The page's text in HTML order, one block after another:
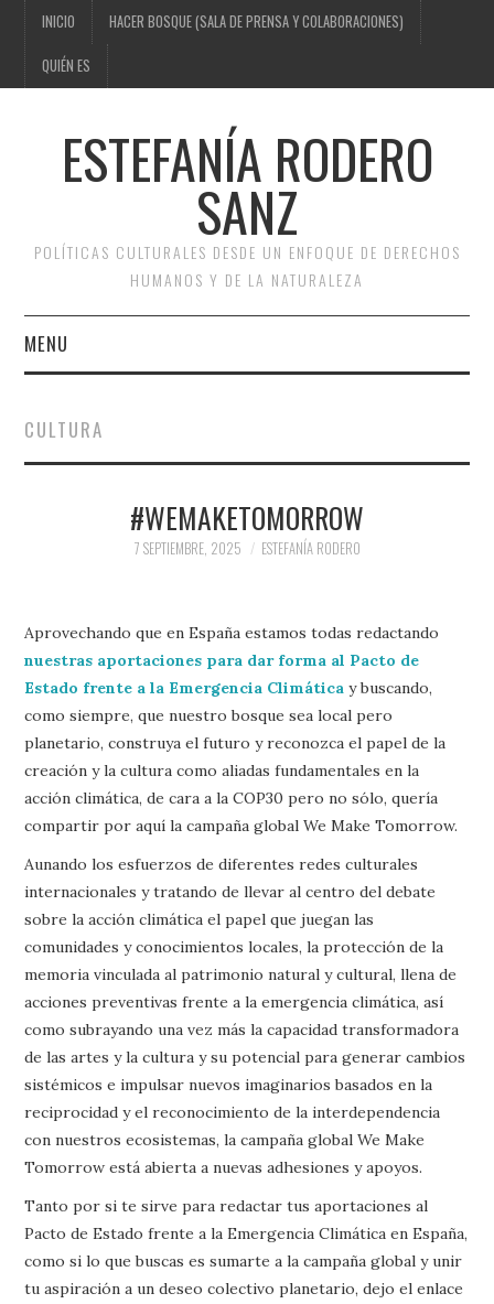
INICIO HACER BOSQUE (SALA DE PRENSA Y COLABORACIONES)
QUIÉN ES
ESTEFANÍA RODERO
SANZ
POLÍTICAS CULTURALES DESDE UN ENFOQUE DE DERECHOS
HUMANOS Y DE LA NATURALEZA
MENU
HACER BOSQUE (SALA DE
QUIÉN ES
CULTURA
#WEMAKETOMORROW
7 SEPTIEMBRE, 2025 ESTEFANÍA RODERO
Aprovechando que en España estamos todas redactando
nuestras aportaciones para dar forma al Pacto de
Estado frente a la Emergencia Climática y buscando,
como siempre, que nuestro bosque sea local pero
planetario, construya el futuro y reconozca el papel de la
creación y la cultura como aliadas fundamentales en la
acción climática, de cara a la COP30 pero no sólo, quería
compartir por aquí la campaña global We Make Tomorrow.
Aunando los esfuerzos de diferentes redes culturales
internacionales y tratando de llevar al centro del debate
sobre la acción climática el papel que juegan las
comunidades y conocimientos locales, la protección de la
memoria vinculada al patrimonio natural y cultural, llena de
acciones preventivas frente a la emergencia climática, así
como subrayando una vez más la capacidad transformadora
de las artes y la cultura y su potencial para generar cambios
sistémicos e impulsar nuevos imaginarios basados en la
reciprocidad y el reconocimiento de la interdependencia
con nuestros ecosistemas, la campaña global We Make
Tomorrow está abierta a nuevas adhesiones y apoyos.
Tanto por si te sirve para redactar tus aportaciones al
Pacto de Estado frente a la Emergencia Climática en España,
como si lo que buscas es sumarte a la campaña global y unir
tu aspiración a un deseo colectivo planetario, dejo el enlace